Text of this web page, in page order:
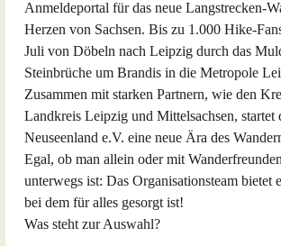
Anmeldeportal für das neue Langstrecken-
Herzen von Sachsen. Bis zu 1.000 Hike-
Juli von Döbeln nach Leipzig durch das
Steinbrüche um Brandis in die Metropole
Zusammen mit starken Partnern, wie den
Landkreis Leipzig und Mittelsachsen, startet
Neuseenland e.V. eine neue Ära des
Egal, ob man allein oder mit
unterwegs ist: Das Organisationsteam bietet
bei dem für alles gesorgt ist!
Was steht zur Auswahl?